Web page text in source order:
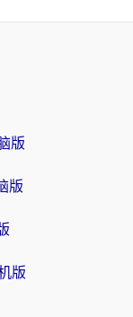
版
版
版